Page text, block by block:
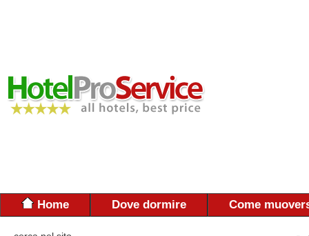
Home Dove dormire Come